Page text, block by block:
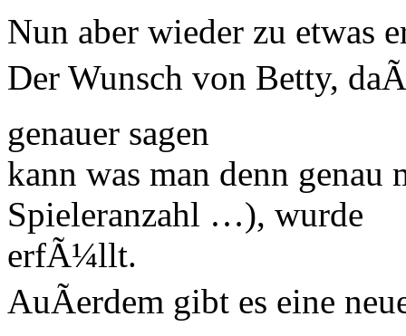
Nun aber wieder zu etwas
Der Wunsch von Betty,
genauer sagen
kann was man denn genau
Spieleranzahl …), wurde
erfÃ¼llt.
AuÃerdem gibt es eine